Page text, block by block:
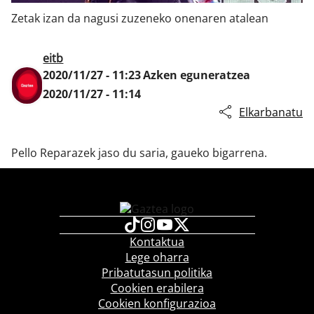
Klisk
Zetak izan da nagusi zuzeneko onenaren atalean
eitb
2020/11/27 - 11:23Azken eguneratzea
2020/11/27 - 11:14
Elkarbanatu
Pello Reparazek jaso du saria, gaueko bigarrena.
Kontaktua
Lege oharra
Pribatutasun politika
Cookien erabilera
Cookien konfigurazioa